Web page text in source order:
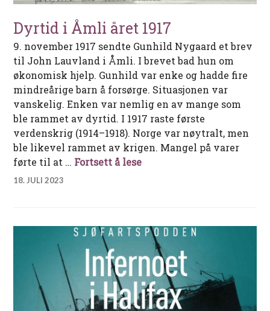
Dyrtid i Åmli året 1917
9. november 1917 sendte Gunhild Nygaard et brev
til John Lauvland i Åmli. I brevet bad hun om
økonomisk hjelp. Gunhild var enke og hadde fire
mindreårige barn å forsørge. Situasjonen var
vanskelig. Enken var nemlig en av mange som
ble rammet av dyrtid. I 1917 raste første
verdenskrig (1914–1918). Norge var nøytralt, men
ble likevel rammet av krigen. Mangel på varer
førte til at … Fortsett å leseDyrtid i Åmli året 1917
18. JULI 2023